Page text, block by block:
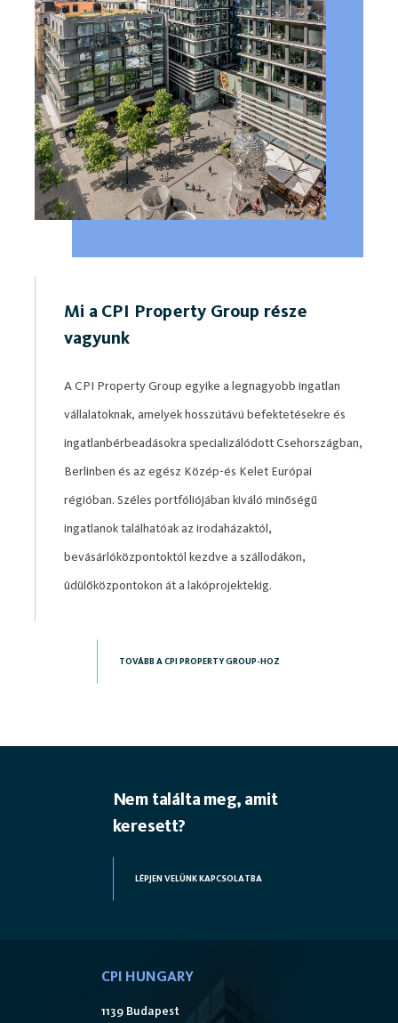
Mi a CPI Property Group része
vagyunk
A CPI Property Group egyike a legnagyobb ingatlan
vállalatoknak, amelyek hosszútávú befektetésekre és
ingatlanbérbeadásokra specializálódott Csehországban,
Berlinben és az egész Közép-és Kelet Európai
régióban. Széles portfóliójában kiváló minőségű
ingatlanok találhatóak az irodaházaktól,
bevásárlóközpontoktól kezdve a szállodákon,
üdülőközpontokon át a lakóprojektekig.
TOVÁBB A CPI PROPERTY GROUP-HOZ
Nem találta meg, amit
keresett?
LÉPJEN VELÜNK KAPCSOLATBA
CPI HUNGARY
1139 Budapest